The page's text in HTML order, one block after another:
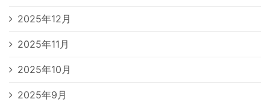
2025年12月
2025年11月
2025年10月
2025年9月